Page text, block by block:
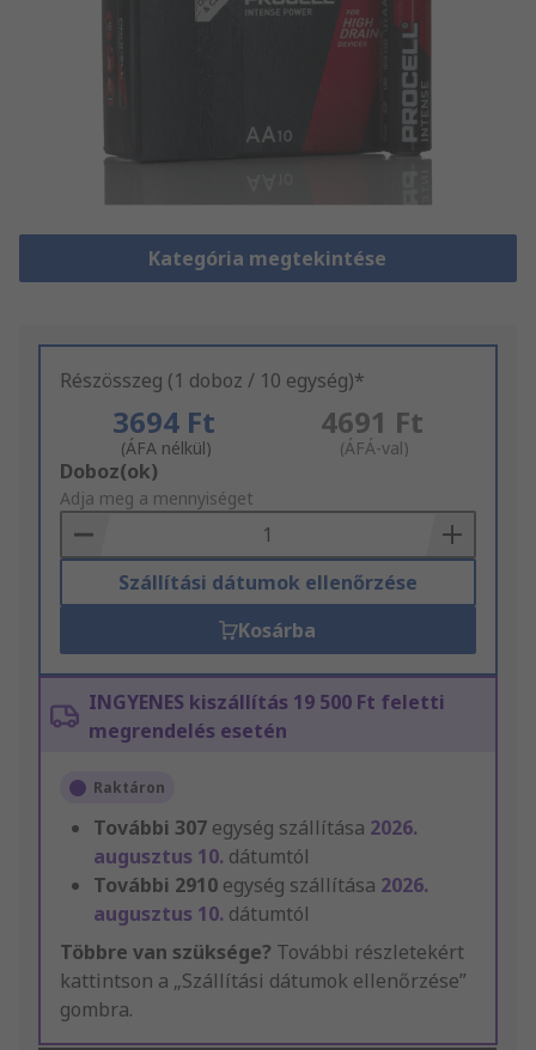
Kategória megtekintése
Részösszeg (1 doboz / 10 egység)*
3694 Ft
(ÁFA nélkül)
4691 Ft
(ÁFÁ-val)
Add
to
Basket
Doboz(ok)
Adja meg a mennyiséget
Szállítási dátumok ellenőrzése
Kosárba
INGYENES kiszállítás 19 500 Ft feletti
megrendelés esetén
Raktáron
További 307 egység szállítása 2026.
augusztus 10. dátumtól
További 2910 egység szállítása 2026.
augusztus 10. dátumtól
Többre van szüksége? További részletekért
kattintson a „Szállítási dátumok ellenőrzése”
gombra.